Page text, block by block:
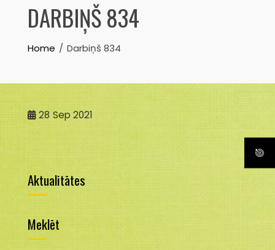
DARBIŅŠ 834
Home Darbiņš 834
28 Sep 2021
Aktualitātes
Meklēt